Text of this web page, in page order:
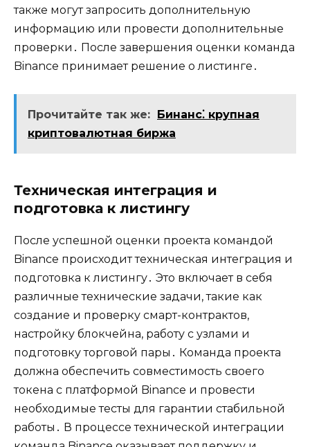
также могут запросить дополнительную
информацию или провести дополнительные
проверки․ После завершения оценки команда
Binance принимает решение о листинге․
Прочитайте так же: Бинанс⁚ крупная
криптовалютная биржа
Техническая интеграция и
подготовка к листингу
После успешной оценки проекта командой
Binance происходит техническая интеграция и
подготовка к листингу․ Это включает в себя
различные технические задачи‚ такие как
создание и проверку смарт-контрактов‚
настройку блокчейна‚ работу с узлами и
подготовку торговой пары․ Команда проекта
должна обеспечить совместимость своего
токена с платформой Binance и провести
необходимые тесты для гарантии стабильной
работы․ В процессе технической интеграции